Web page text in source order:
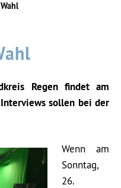
Regen findet am
sollen bei der
Wenn am
Sonntag,
26.